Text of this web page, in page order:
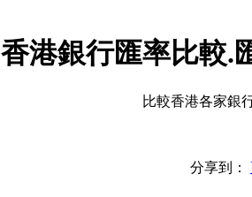
香港銀行匯率比較.
比較香港各家銀
分享到：